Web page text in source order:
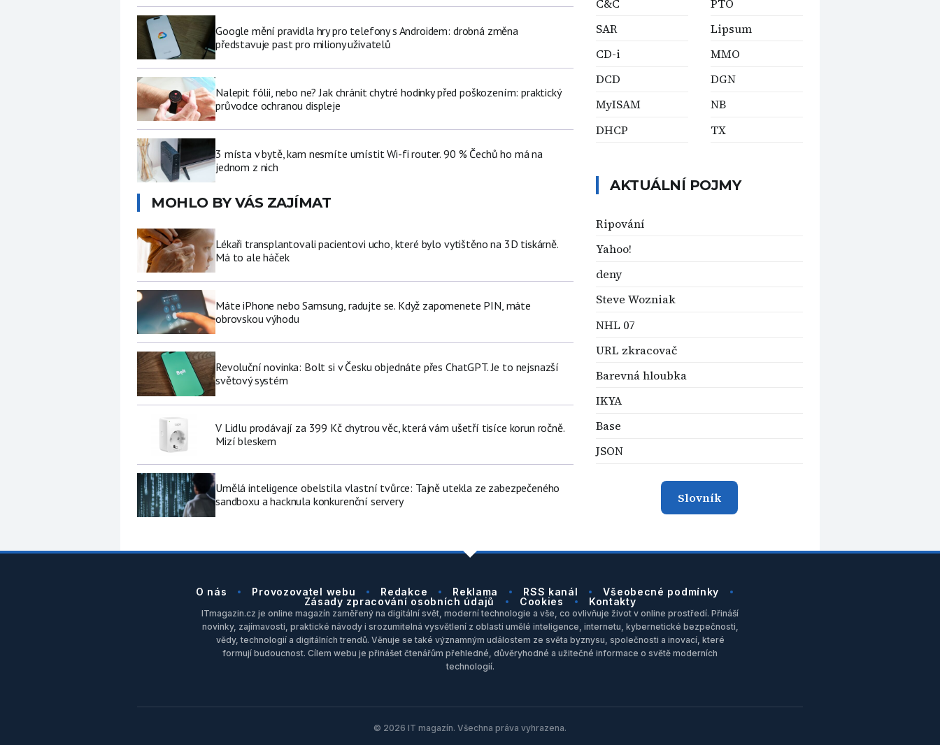
Google mění pravidla hry pro telefony s Androidem: drobná změna
představuje past pro miliony uživatelů
Nalepit fólii, nebo ne? Jak chránit chytré hodinky před poškozením: praktický
průvodce ochranou displeje
3 místa v bytě, kam nesmíte umístit Wi-fi router. 90 % Čechů ho má na
jednom z nich
MOHLO BY VÁS ZAJÍMAT
Lékaři transplantovali pacientovi ucho, které bylo vytištěno na 3D tiskárně.
Má to ale háček
Máte iPhone nebo Samsung, radujte se. Když zapomenete PIN, máte
obrovskou výhodu
Revoluční novinka: Bolt si v Česku objednáte přes ChatGPT. Je to nejsnazší
světový systém
V Lidlu prodávají za 399 Kč chytrou věc, která vám ušetří tisíce korun ročně.
Mizí bleskem
Umělá inteligence obelstila vlastní tvůrce: Tajně utekla ze zabezpečeného
sandboxu a hacknula konkurenční servery
C&C
SAR
CD-i
DCD
MyISAM
DHCP
PTO
Lipsum
MMO
DGN
NB
TX
AKTUÁLNÍ POJMY
Ripování
Yahoo!
deny
Steve Wozniak
NHL 07
URL zkracovač
Barevná hloubka
IKYA
Base
JSON
Slovník
O nás Provozovatel webu Redakce Reklama RSS kanál
Všeobecné podmínky
Zásady zpracování osobních údajů
Cookies Kontakty
ITmagazin.cz je online magazín zaměřený na digitální svět, moderní technologie a vše, co ovlivňuje život v online prostředí. Přináší
novinky, zajímavosti, praktické návody i srozumitelná vysvětlení z oblasti umělé inteligence, internetu, kybernetické bezpečnosti,
vědy, technologií a digitálních trendů. Věnuje se také významným událostem ze světa byznysu, společnosti a inovací, které
formují budoucnost. Cílem webu je přinášet čtenářům přehledné, důvěryhodné a užitečné informace o světě moderních
technologií.
© 2026 IT magazín. Všechna práva vyhrazena.